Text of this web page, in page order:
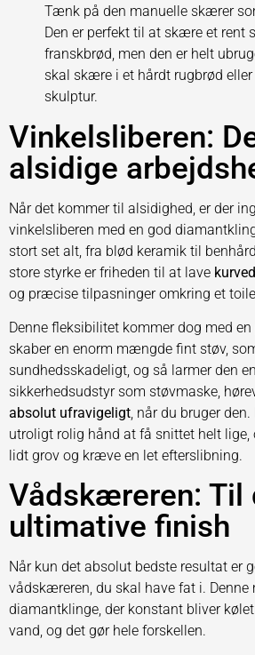
Tænk på den manuelle skærer
Den er perfekt til at skære et rent
franskbrød, men den er helt
skal skære i et hårdt rugbrød eller
skulptur.
Vinkelsliberen:
alsidige
Når det kommer til alsidighed, er der
vinkelsliberen med en god
stort set alt, fra blød keramik til
store styrke er friheden til at lave
og præcise tilpasninger omkring et
Denne fleksibilitet kommer dog med
skaber en enorm mængde fint støv,
sundhedsskadeligt, og så larmer den
sikkerhedsudstyr som støvmaske,
absolut ufravigeligt, når du bruger
utroligt rolig hånd at få snittet helt lige,
lidt grov og kræve en let efterslibning.
Vådskæreren: Til
ultimative finish
Når kun det absolut bedste resultat er
vådskæreren, du skal have fat i. Denne
diamantklinge, der konstant bliver
vand, og det gør hele forskellen.